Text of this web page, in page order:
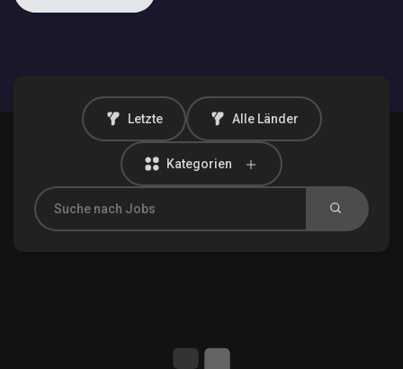
Meine Veranstaltungen
Entdecken Marktplatz
Meine Produkte
Letzte Alle Länder
Kategorien